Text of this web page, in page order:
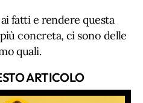
fatti e rendere questa
concreta, ci sono delle
quali.
ARTICOLO